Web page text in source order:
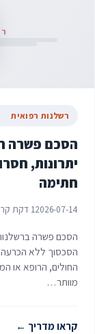
רשלנות רפואית
הסכם פשרה
יתרונות,
חתימה
2026-07-141 דקת קריאה
הסכם פשרה
הסכסוך ללא
החולים, הרופא או
מוותר…
קראו מדריך